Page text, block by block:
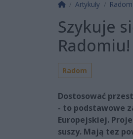
Strona główna
Artykuły Radom
Szykuje
Radomiu!
Radom
Dostosować
- to podstawowe
Europejskiej.
suszy. Mają tez